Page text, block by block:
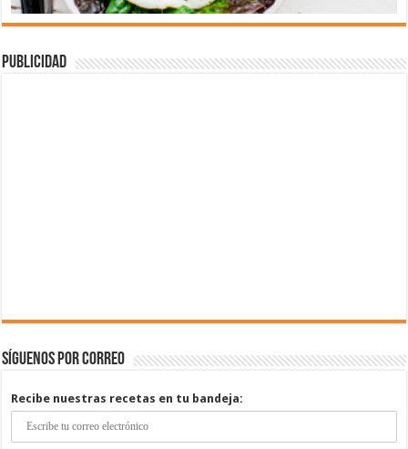
Publicidad
Síguenos por correo
Recibe nuestras recetas en tu bandeja: